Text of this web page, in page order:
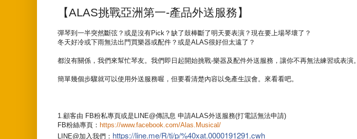
【ALAS挑戰亞洲第一-產品外送服務】
彈琴到一半突然斷弦？或是沒有Pick？缺了鼓棒斷了明天要表演？現在要上場琴壞了？
冬天好冷或下雨無法出門買樂器或配件？或是ALAS很好但太遠了？
都沒有關係，我們來幫忙琴友。我們即日起開始挑戰-樂器及配件外送服務，讓你不再無法練習或表演。
簡單幾個步驟就可以使用外送服務喔，但要看清楚內容以免產生誤會。來看看吧。
1.顧客由 FB粉私專頁或是LINE@傳訊息 申請ALAS外送服務(打電話無法申請)
FB粉絲專頁： https://www.facebook.com/Alas.Musical/
LINE@加入我們： https://line.me/R/ti/p/%40xat.0000191291.cwh